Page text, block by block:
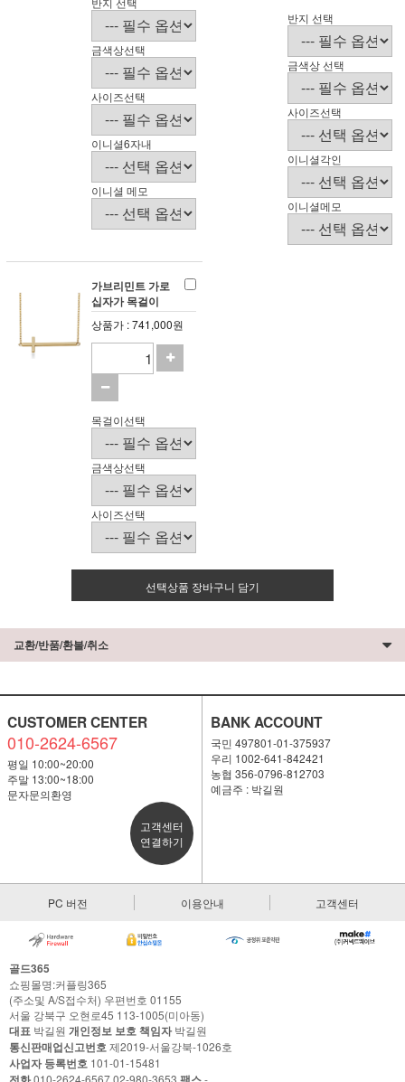
금색상선택
사이즈선택
이니셜6자내
이니셜 메모
반지 선택
금색상 선택
사이즈선택
이니셜각인
이니셜메모
가브리민트 가로
십자가 목걸이
상품가 : 741,000원
목걸이선택
금색상선택
사이즈선택
선택상품 장바구니 담기
교환/반품/환불/취소
CUSTOMER CENTER
010-2624-6567
평일 10:00~20:00
주말 13:00~18:00
문자문의환영
고객센터
연결하기
BANK ACCOUNT
국민 497801-01-375937
우리 1002-641-842421
농협 356-0796-812703
예금주 : 박길원
PC 버전 이용안내 고객센터
골드365
쇼핑몰명:커플링365
(주소및 A/S접수처) 우편번호 01155
서울 강북구 오현로45 113-1005(미아동)
대표 박길원 개인정보 보호 책임자박길원
통신판매업신고번호제2019-서울강북-1026호
사업자 등록번호 101-01-15481